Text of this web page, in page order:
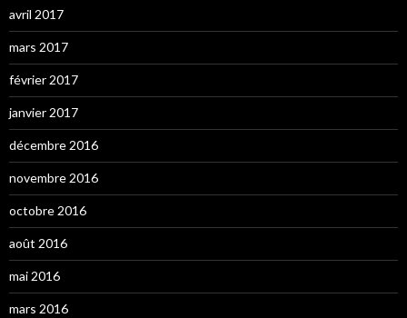
avril 2017
mars 2017
février 2017
janvier 2017
décembre 2016
novembre 2016
octobre 2016
août 2016
mai 2016
mars 2016